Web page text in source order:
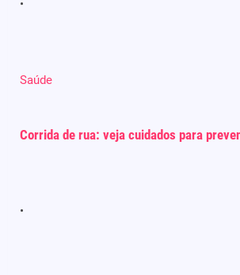
Saúde
Corrida de rua: veja cuidados para